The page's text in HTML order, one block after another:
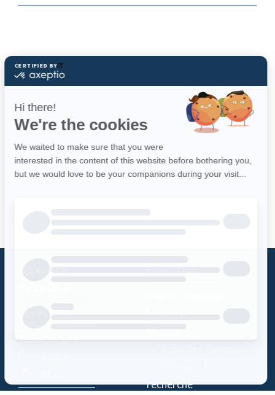
Accès DEA
Téléchargez
Fondation
Histoire
Mission
recherche